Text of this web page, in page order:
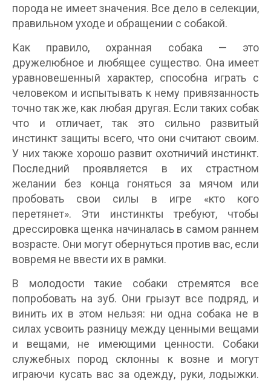
порода не имеет значения. Все дело в селекции,
правильном уходе и обращении с собакой.
Как правило, охранная собака — это
дружелюбное и любящее существо. Она имеет
уравновешенный характер, способна играть с
человеком и испытывать к нему привязанность
точно так же, как любая другая. Если таких собак
что и отличает, так это сильно развитый
инстинкт защиты всего, что они считают своим.
У них также хорошо развит охотничий инстинкт.
Последний проявляется в их страстном
желании без конца гоняться за мячом или
пробовать свои силы в игре «кто кого
перетянет». Эти инстинкты требуют, чтобы
дрессировка щенка начиналась в самом раннем
возрасте. Они могут обернуться против вас, если
вовремя не ввести их в рамки.
В молодости такие собаки стремятся все
попробовать на зуб. Они грызут все подряд, и
винить их в этом нельзя: ни одна собака не в
силах усвоить разницу между ценными вещами
и вещами, не имеющими ценности. Собаки
служебных пород склонны к возне и могут
играючи кусать вас за одежду, руки, лодыжки.